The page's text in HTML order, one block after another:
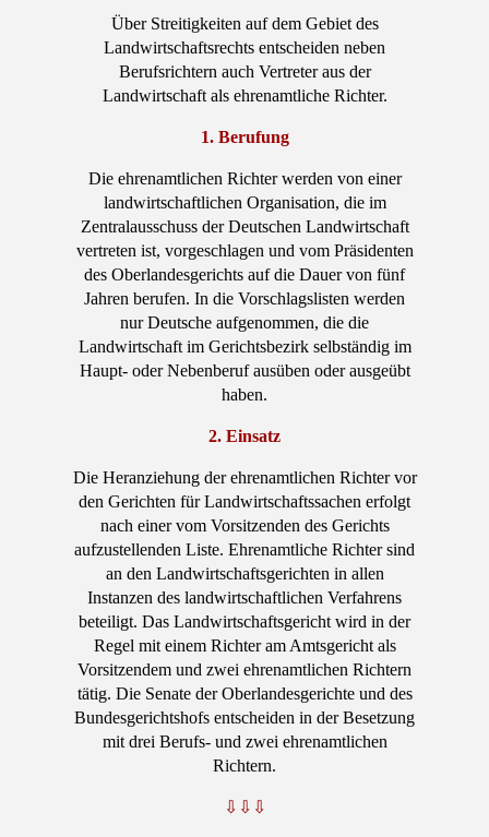
Über Streitigkeiten auf dem Gebiet des
Landwirtschaftsrechts entscheiden neben
Berufsrichtern auch Vertreter aus der
Landwirtschaft als ehrenamtliche Richter.
1. Berufung
Die ehrenamtlichen Richter werden von einer
landwirtschaftlichen Organisation, die im
Zentralausschuss der Deutschen Landwirtschaft
vertreten ist, vorgeschlagen und vom Präsidenten
des Oberlandesgerichts auf die Dauer von fünf
Jahren berufen. In die Vorschlagslisten werden
nur Deutsche aufgenommen, die die
Landwirtschaft im Gerichtsbezirk selbständig im
Haupt- oder Nebenberuf ausüben oder ausgeübt
haben.
2. Einsatz
Die Heranziehung der ehrenamtlichen Richter vor
den Gerichten für Landwirtschaftssachen erfolgt
nach einer vom Vorsitzenden des Gerichts
aufzustellenden Liste. Ehrenamtliche Richter sind
an den Landwirtschaftsgerichten in allen
Instanzen des landwirtschaftlichen Verfahrens
beteiligt. Das Landwirtschaftsgericht wird in der
Regel mit einem Richter am Amtsgericht als
Vorsitzendem und zwei ehrenamtlichen Richtern
tätig. Die Senate der Oberlandesgerichte und des
Bundesgerichtshofs entscheiden in der Besetzung
mit drei Berufs- und zwei ehrenamtlichen
Richtern.
⇩⇩⇩